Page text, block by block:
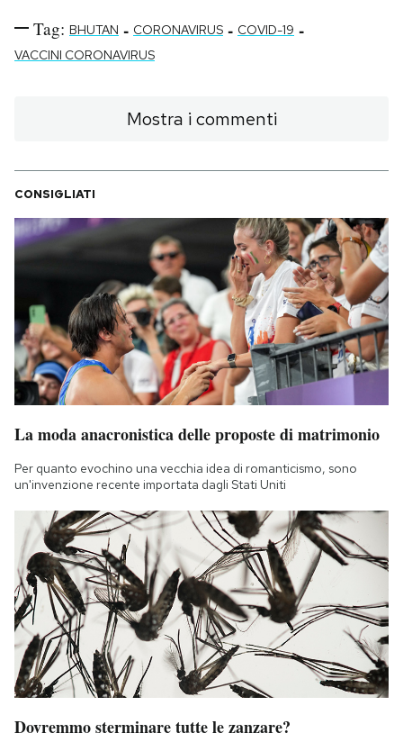
Tag: BHUTAN - CORONAVIRUS - COVID-19 -
VACCINI CORONAVIRUS
Mostra i commenti
CONSIGLIATI
La moda anacronistica delle proposte di matrimonio
Per quanto evochino una vecchia idea di romanticismo, sono
un'invenzione recente importata dagli Stati Uniti
Dovremmo sterminare tutte le zanzare?